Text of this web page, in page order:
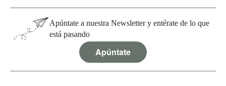
Apúntate a nuestra Newsletter y entérate de lo que
está pasando
Apúntate